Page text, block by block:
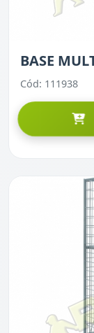
BASE
Cód: 111938